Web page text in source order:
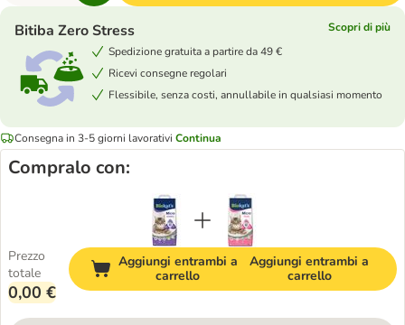
Bitiba Zero Stress
Scopri di più
Spedizione gratuita a partire da 49 €
Ricevi consegne regolari
Flessibile, senza costi, annullabile in qualsiasi momento
Consegna in 3-5 giorni lavorativi Continua
Compralo con:
Prezzo
totale
0,00 €
Aggiungi entrambi a
carrello
Aggiungi entrambi a
carrello